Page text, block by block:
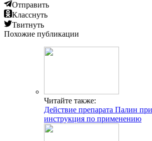
Отправить
Класснуть
Твитнуть
Похожие публикации
Читайте также:
Действие препарата Палин
инструкция по применению